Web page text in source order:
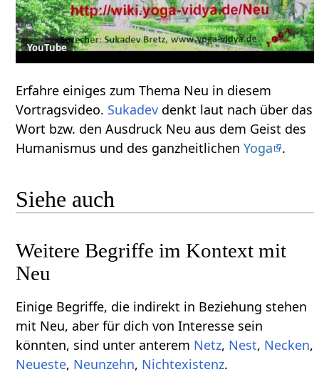
YouTube
Erfahre einiges zum Thema Neu‏‎ in diesem
Vortragsvideo. Sukadev denkt laut nach über das
Wort bzw. den Ausdruck Neu‏‎ aus dem Geist des
Humanismus und des ganzheitlichenYoga .
Siehe auch
Weitere Begriffe im Kontext mit
Einige Begriffe, die indirekt in Beziehung stehen
mit Neu‏‎, aber für dich von Interesse sein
könnten, sind unter anterem
, ,
,
, ,
.